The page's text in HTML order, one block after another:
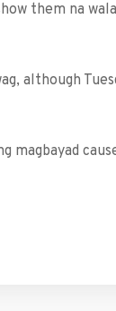
them na
although
magbayad